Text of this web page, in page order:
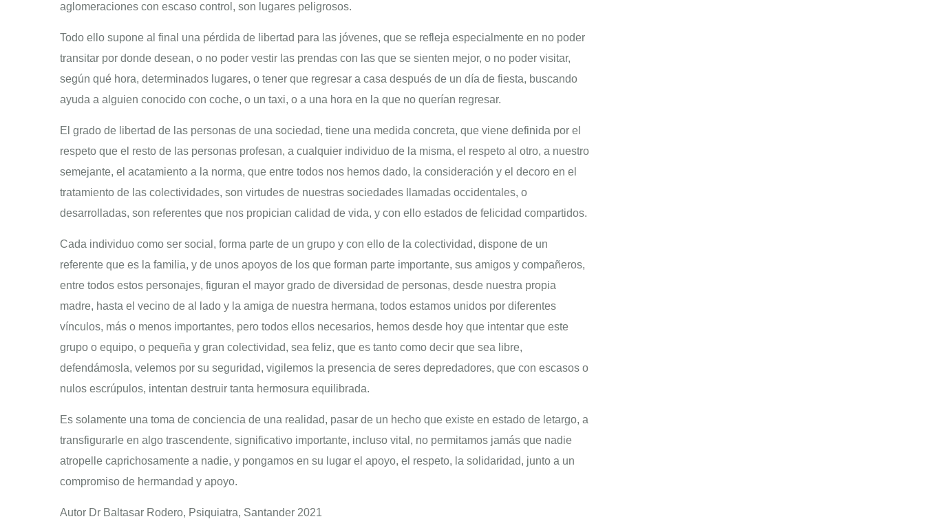
aglomeraciones con escaso control, son lugares peligrosos.
Todo ello supone al final una pérdida de libertad para las jóvenes, que se refleja especialmente en no poder
transitar por donde desean, o no poder vestir las prendas con las que se sienten mejor, o no poder visitar,
según qué hora, determinados lugares, o tener que regresar a casa después de un día de fiesta, buscando
ayuda a alguien conocido con coche, o un taxi, o a una hora en la que no querían regresar.
El grado de libertad de las personas de una sociedad, tiene una medida concreta, que viene definida por el
respeto que el resto de las personas profesan, a cualquier individuo de la misma, el respeto al otro, a nuestro
semejante, el acatamiento a la norma, que entre todos nos hemos dado, la consideración y el decoro en el
tratamiento de las colectividades, son virtudes de nuestras sociedades llamadas occidentales, o
desarrolladas, son referentes que nos propician calidad de vida, y con ello estados de felicidad compartidos.
Cada individuo como ser social, forma parte de un grupo y con ello de la colectividad, dispone de un
referente que es la familia, y de unos apoyos de los que forman parte importante, sus amigos y compañeros,
entre todos estos personajes, figuran el mayor grado de diversidad de personas, desde nuestra propia
madre, hasta el vecino de al lado y la amiga de nuestra hermana, todos estamos unidos por diferentes
vínculos, más o menos importantes, pero todos ellos necesarios, hemos desde hoy que intentar que este
grupo o equipo, o pequeña y gran colectividad, sea feliz, que es tanto como decir que sea libre,
defendámosla, velemos por su seguridad, vigilemos la presencia de seres depredadores, que con escasos o
nulos escrúpulos, intentan destruir tanta hermosura equilibrada.
Es solamente una toma de conciencia de una realidad, pasar de un hecho que existe en estado de letargo, a
transfigurarle en algo trascendente, significativo importante, incluso vital, no permitamos jamás que nadie
atropelle caprichosamente a nadie, y pongamos en su lugar el apoyo, el respeto, la solidaridad, junto a un
compromiso de hermandad y apoyo.
Autor Dr Baltasar Rodero, Psiquiatra, Santander 2021